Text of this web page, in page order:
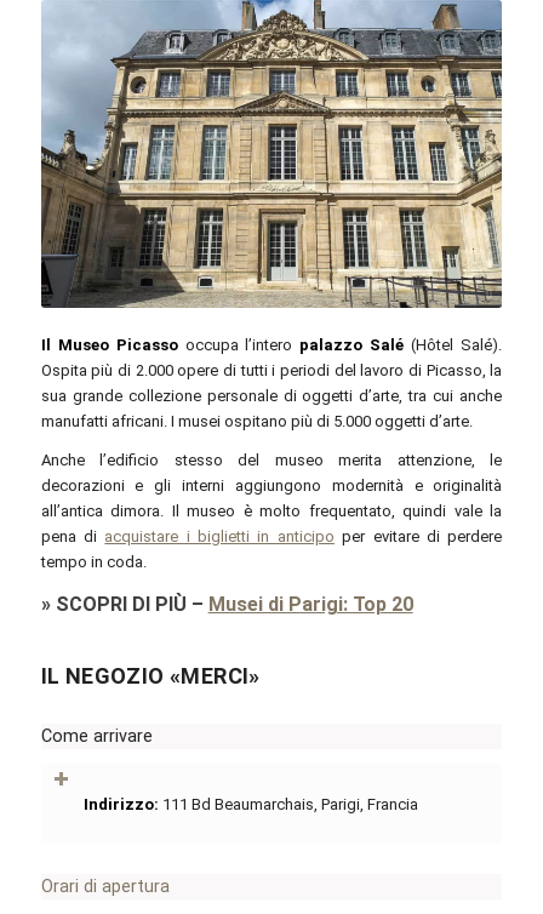
GFreihalter / commons.wikimedia.org / CC BY-SA 3.0
Il Museo Picassooccupa l’intero palazzo Salé (Hôtel Salé).
Ospita più di 2.000 opere di tutti i periodi del lavoro di Picasso, la
sua grande collezione personale di oggetti d’arte, tra cui anche
manufatti africani. I musei ospitano più di 5.000 oggetti d’arte.
Anche l’edificio stesso del museo merita attenzione, le
decorazioni e gli interni aggiungono modernità e originalità
all’antica dimora. Il museo è molto frequentato, quindi vale la
pena di acquistare i biglietti in anticipo per evitare di perdere
tempo in coda.
» SCOPRI DI PIÙ – Musei di Parigi: Top 20
IL NEGOZIO «MERCI»
Come arrivare
Indirizzo: 111 Bd Beaumarchais, Parigi, Francia
Orari di apertura